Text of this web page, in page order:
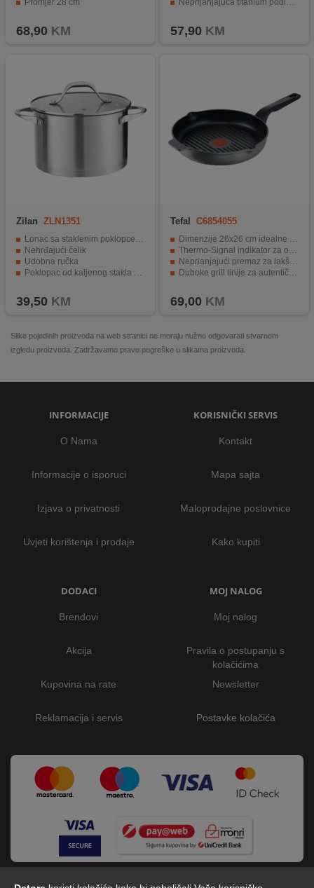
Promjer 28 cm
68,90 KM
Neprijanjajuća titanium podloga
57,90 KM
Zilan ZLN1351
Lonac sa staklenim poklopcem, 20 cm
Nehrđajući čelik
Udobna ručka
Poklopac od kaljenog stakla s izlazom za paru
39,50 KM
Tefal C6854055
Dimenzije 26x26 cm idealne za porodične obroke
Thermo-Signal indikator za optimalnu temperaturu pečenja
Neprianjajući premaz za lakše čišćenje
Duboke grill linije za autentične tragove roštilja
69,00 KM
Slike pojedinih proizvoda na web stranici ne moraju nužno odgovarati stvarnom
izgledu proizvoda. Zadržavamo pravo pogreške u slikama proizvoda.
INFORMACIJE
O Nama
Informacije o isporuci
Izjava o privatnosti
Uvjeti korištenja i prodaje
KORISNIČKI SERVIS
Kontakt
Mapa sajta
Maloprodajne poslovnice
Kako kupiti
DODACI
Brendovi
Akcija
Kupovina na rate
Reklamacija i servis
MOJ NALOG
Moj nalog
Pravila o postupanju s
kolačićima
Newsletter
Postavke kolačića